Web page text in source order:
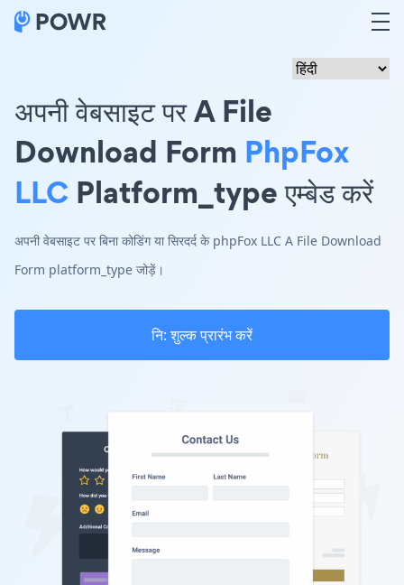
अपनी वेबसाइट पर A File
Download Form PhpFox
LLC Platform_type एम्बेड करें
अपनी वेबसाइट पर बिना कोडिंग या सिरदर्द के phpFox LLC A File Download
Form platform_type जोड़ें।
नि: शुल्क प्रारंभ करें